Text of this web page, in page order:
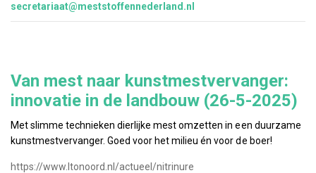
secretariaat@meststoffennederland.nl
Van mest naar kunstmestvervanger:
innovatie in de landbouw (26-5-2025)
Met slimme technieken dierlijke mest omzetten in een duurzame
kunstmestvervanger. Goed voor het milieu én voor de boer!
https://www.ltonoord.nl/actueel/nitrinure